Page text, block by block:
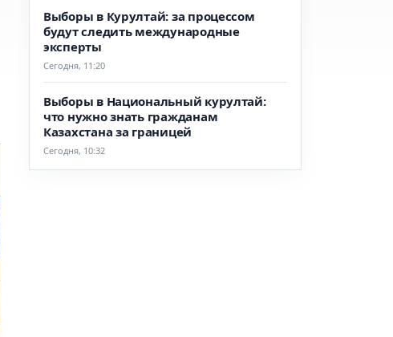
Выборы в Курултай: за процессом
будут следить международные
эксперты
Сегодня, 11:20
Выборы в Национальный курултай:
что нужно знать гражданам
Казахстана за границей
Сегодня, 10:32